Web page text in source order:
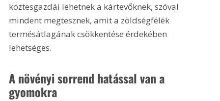
köztesgazdái lehetnek a kártevőknek, szóval
mindent megtesznek, amit a zöldségfélék
termésátlagának csökkentése érdekében
lehetséges.
A növényi sorrend hatással van a
gyomokra